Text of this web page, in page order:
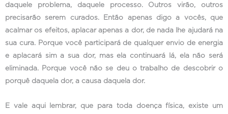
daquele problema, daquele processo. Outros virão, outros
precisarão serem curados. Então apenas digo a vocês, que
acalmar os efeitos, aplacar apenas a dor, de nada lhe ajudará na
sua cura. Porque você participará de qualquer envio de energia
e aplacará sim a sua dor, mas ela continuará lá, ela não será
eliminada. Porque você não se deu o trabalho de descobrir o
porquê daquela dor, a causa daquela dor.
E vale aqui lembrar, que para toda doença física, existe um